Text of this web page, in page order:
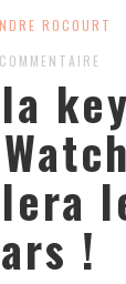
ROCOURT
!